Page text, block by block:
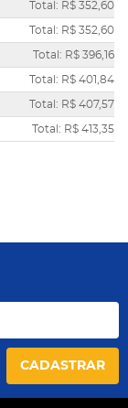
Total: R$ 352,60
Total: R$ 352,60
Total: R$ 396,16
Total: R$ 401,84
Total: R$ 407,57
Total: R$ 413,35
CADASTRAR